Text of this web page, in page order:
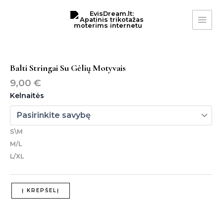
Balti Stringai Su Gėlių Motyvais
9,00 €
Kelnaitės
S\M
M/L
L/XL
balti
stringai
su
gėlių
motyvais
Į KREPŠELĮ